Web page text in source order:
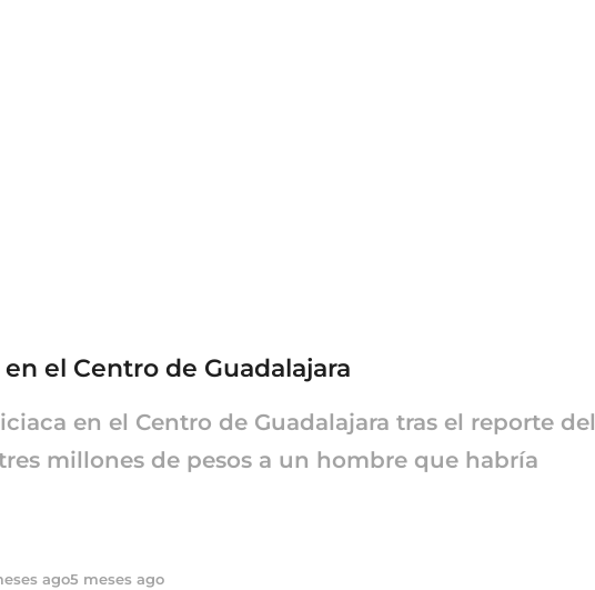
el Centro de Guadalajara
en el Centro de Guadalajara tras el reporte del
millones de pesos a un hombre que habría
ago5 meses ago